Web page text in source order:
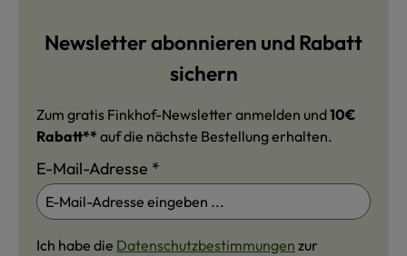
Newsletter abonnieren und Rabatt
sichern
Zum gratis Finkhof-Newsletter anmelden und10€
Rabatt** auf die nächste Bestellung erhalten.
E-Mail-Adresse *
Ich habe die Datenschutzbestimmungen zur